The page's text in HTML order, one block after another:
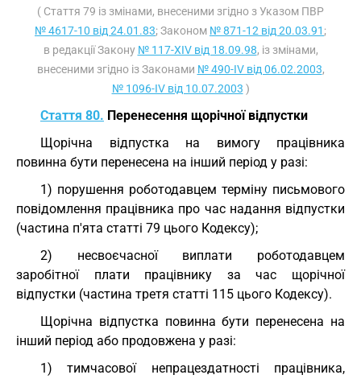
( Стаття 79 із змінами, внесеними згідно з Указом ПВР
№ 4617-10 від 24.01.83; Законом № 871-12 від 20.03.91 ;
в редакції Закону № 117-XIV від 18.09.98, із змінами,
внесеними згідно із Законами № 490-IV від 06.02.2003,
№ 1096-IV від 10.07.2003 )
Стаття 80. Перенесення щорічної відпустки
Щорічна відпустка на вимогу працівника
повинна бути перенесена на інший період у разі:
1) порушення роботодавцем терміну письмового
повідомлення працівника про час надання відпустки
(частина п'ята статті 79 цього Кодексу);
2) несвоєчасної виплати роботодавцем
заробітної плати працівнику за час щорічної
відпустки (частина третя статті 115 цього Кодексу).
Щорічна відпустка повинна бути перенесена на
інший період або продовжена у разі:
1) тимчасової непрацездатності працівника,